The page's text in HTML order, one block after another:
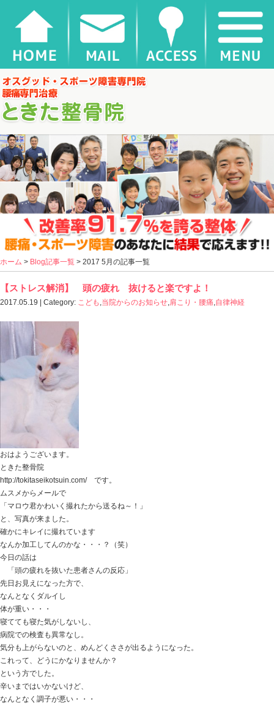
千葉県松戸市新松戸 ときた整骨院
ホーム>Blog記事一覧
【ストレス解消】 頭の疲れ 抜けると楽で
2017.05.19 | Category:
おはようございます。
ときた整骨院
http://tokitaseikotsuin.com/ です。